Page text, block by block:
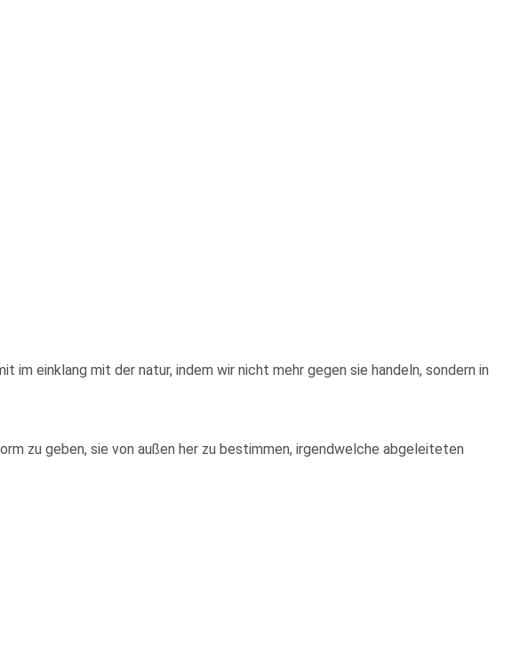
einklang mit der natur, in­dem wir nicht mehr gegen sie handeln, sondern in
zu geben, sie von außen her zu bestimmen, irgendwelche abgeleiteten